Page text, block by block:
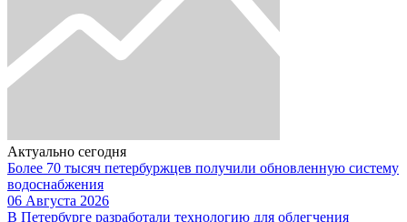
Актуально сегодня
Более 70 тысяч петербуржцев получили обновленную систему
водоснабжения
06 Августа 2026
В Петербурге разработали технологию для облегчения